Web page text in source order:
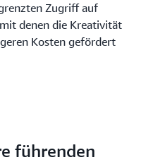
Zugriff auf
denen die Kreativität
Kosten gefördert
führenden